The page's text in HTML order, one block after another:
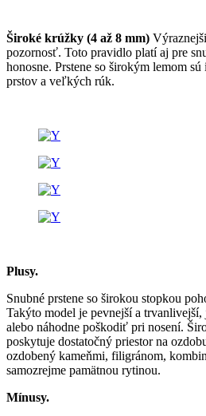
Široké krúžky (4 až 8 mm)
pozornosť. Toto pravidlo platí aj pre
honosne. Prstene so širokým lemom
prstov a veľkých rúk.
Plusy.
Snubné prstene so širokou stopkou
Takýto model je pevnejší a trvanlivejší,
alebo náhodne poškodiť pri nosení.
poskytuje dostatočný priestor na
ozdobený kameňmi, filigránom,
samozrejme pamätnou rytinou.
Mínusy.